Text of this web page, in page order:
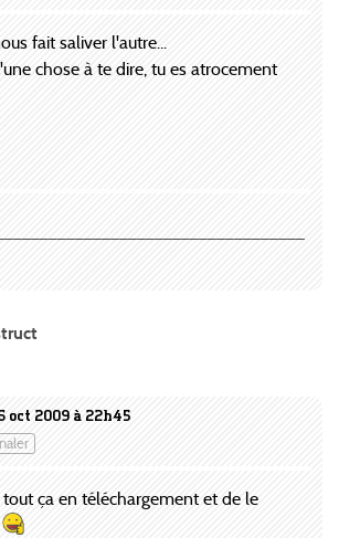
fait saliver l'autre...
chose à te dire, tu es atrocement
oct 2009 à 22h45
ça en téléchargement et de le